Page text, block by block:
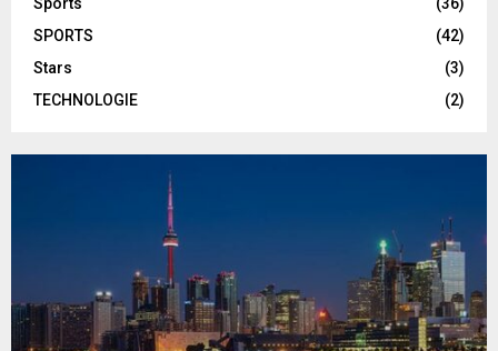
SPORTS
(42)
Stars
(3)
TECHNOLOGIE
(2)